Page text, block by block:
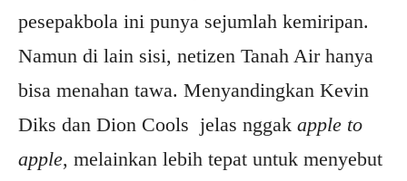
pesepakbola ini punya sejumlah kemiripan.
Namun di lain sisi, netizen Tanah Air hanya
bisa menahan tawa. Menyandingkan Kevin
Diks dan Dion Cools jelas nggak apple to
apple, melainkan lebih tepat untuk menyebut